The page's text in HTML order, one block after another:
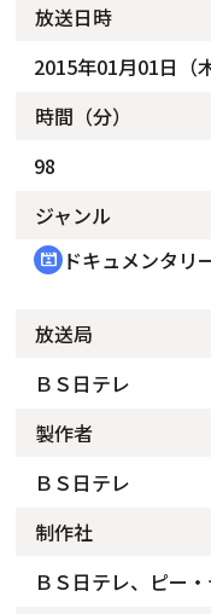
放送日時
2015年01月01日（
時間（分）
98
ジャンル
cinematic_blur ドキュメンタリ
放送局
ＢＳ日テレ
製作者
ＢＳ日テレ
制作社
ＢＳ日テレ、ピー